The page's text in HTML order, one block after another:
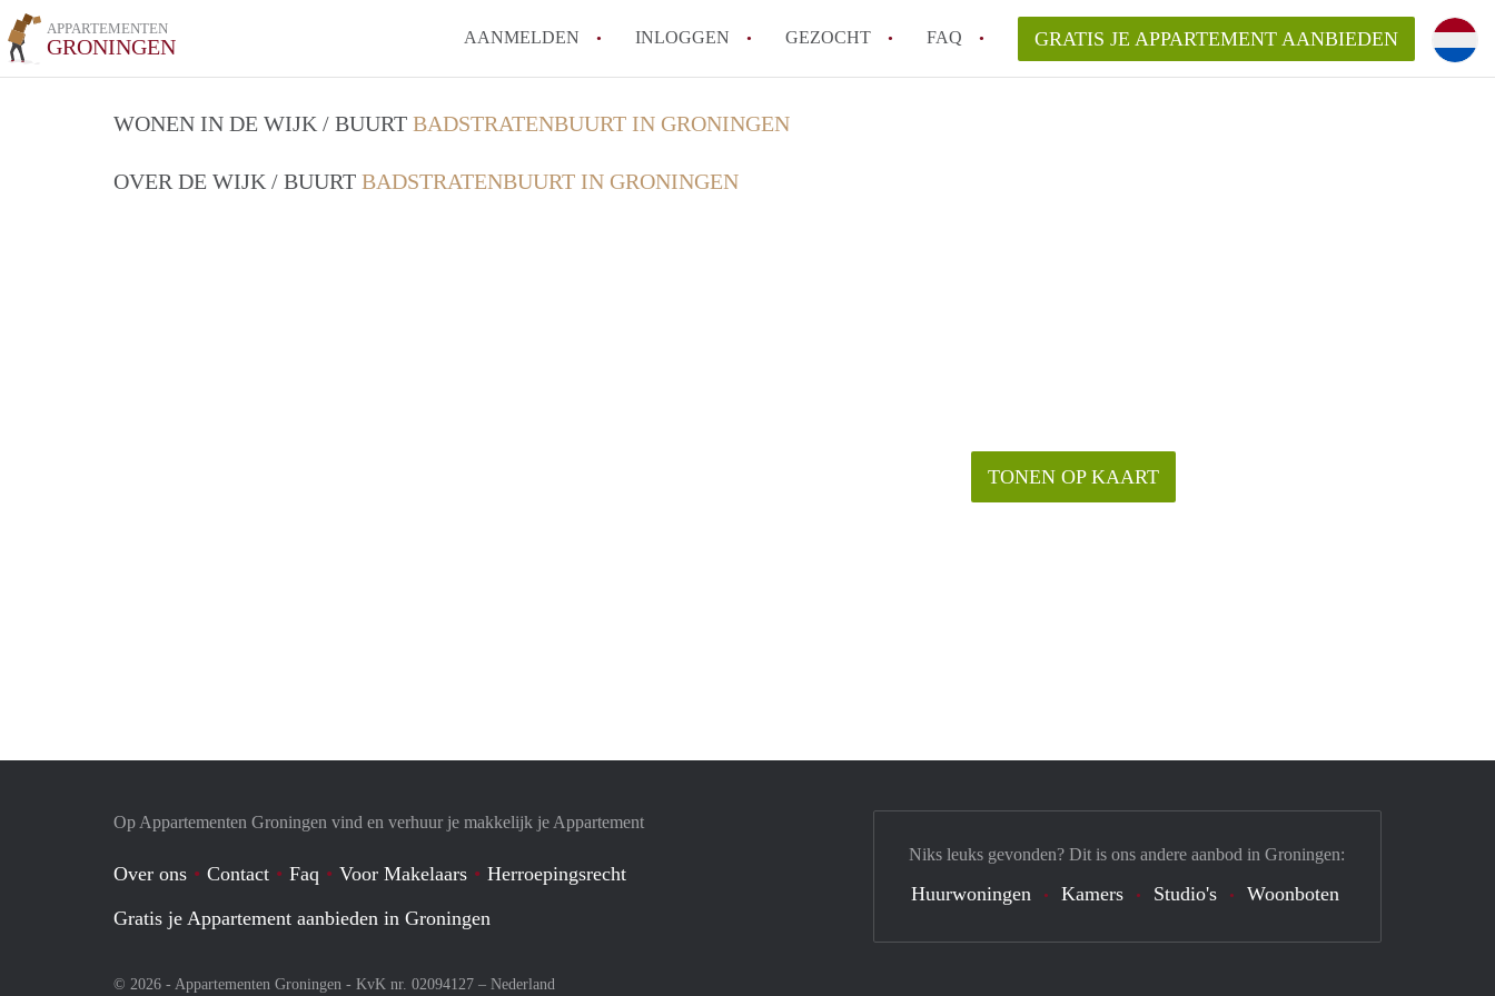
APPARTEMENTEN
GRONINGEN AANMELDEN INLOGGEN GEZOCHT FAQ
Hoeveel kost het om te reageren op een Appartement in Groningen?
GRATIS JE APPARTEMENT AANBIEDEN
WONEN IN DE WIJK / BUURT BADSTRATENBUURT IN GRONINGEN
OVER DE WIJK / BUURT BADSTRATENBUURT IN GRONINGEN
TONEN OP KAART
Op Appartementen Groningen vind en verhuur je makkelijk je Appartement
Over ons Contact Faq Voor Makelaars
Herroepingsrecht
Gratis je Appartement aanbieden in Groningen
© 2026 - Appartementen Groningen - KvK nr. 02094127 – Nederland
Niks leuks gevonden? Dit is ons andere aanbod in Groningen:
Huurwoningen Kamers Studio's Woonboten